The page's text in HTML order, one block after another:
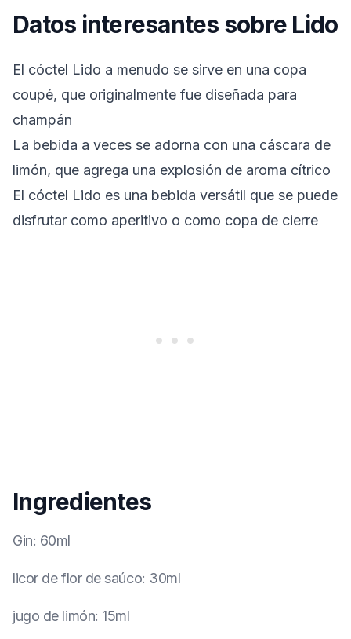
Datos interesantes sobre Lido
El cóctel Lido a menudo se sirve en una copa
coupé, que originalmente fue diseñada para
champán
La bebida a veces se adorna con una cáscara de
limón, que agrega una explosión de aroma cítrico
El cóctel Lido es una bebida versátil que se puede
disfrutar como aperitivo o como copa de cierre
Ingredientes
Gin: 60ml
licor de flor de saúco: 30ml
jugo de limón: 15ml